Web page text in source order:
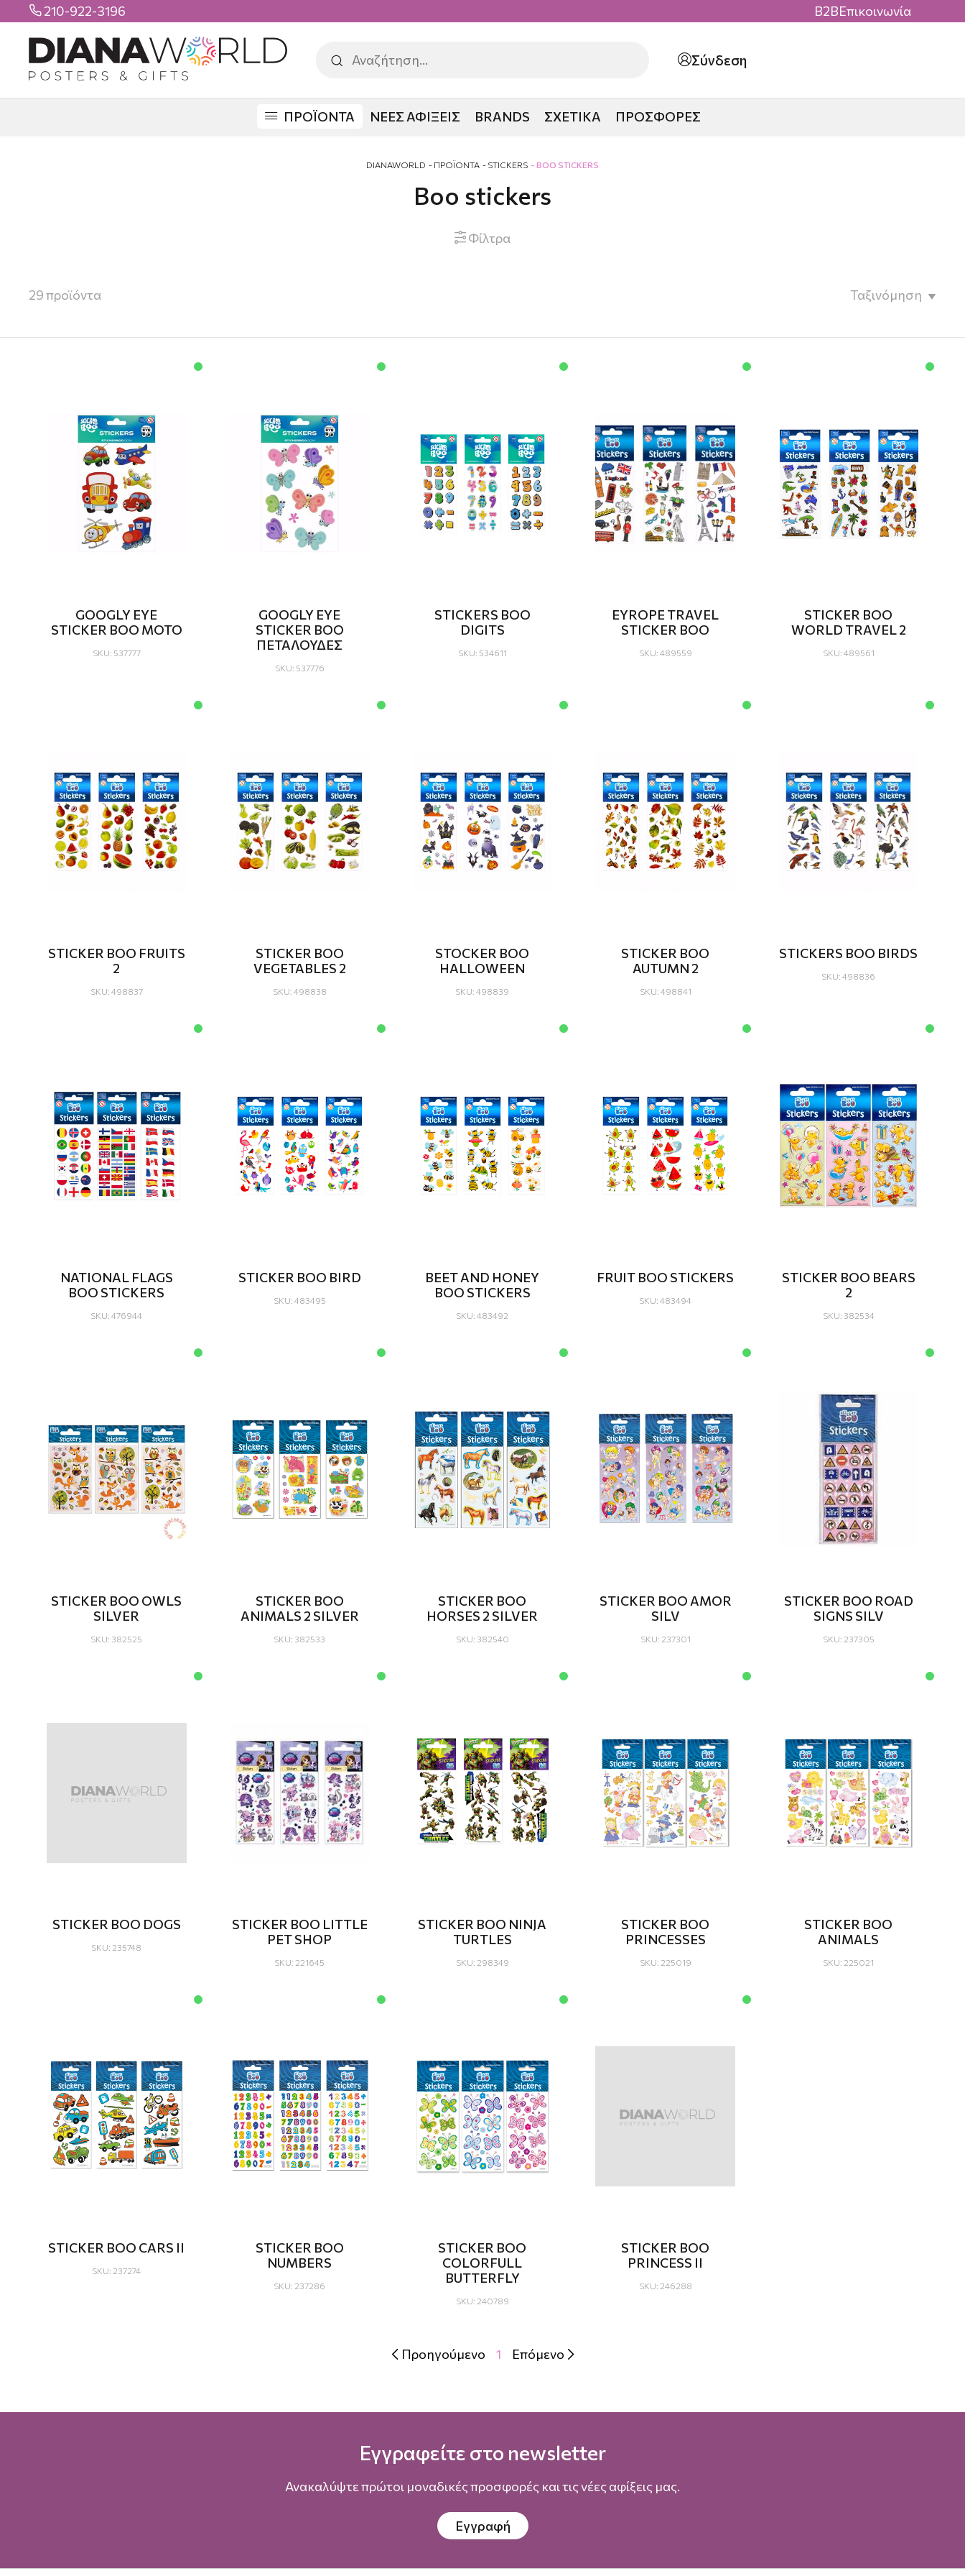
 210-922-3196 B2BΕπικοινωνία
Σύνδεση
ΠΡΟΪΟΝΤΑ ΝΕΕΣ ΑΦΙΞΕΙΣ BRANDS ΣΧΕΤΙΚΑ ΠΡΟΣΦΟΡΕΣ
DIANAWORLD ΠΡΟΪΟΝΤΑ STICKERS ΒΟΟ STICKERS
Βοο stickers
 Φίλτρα
29προϊόντα Ταξινόμηση
GOOGLY EYE
STICKER BOO MOTO
SKU: 537777
GOOGLY EYE
STICKER BOO
ΠΕΤΑΛΟΥΔΕΣ
SKU: 537776
STICKERS BOO
DIGITS
SKU: 534611
EYROPE TRAVEL
STICKER BOO
SKU: 489559
STICKER BOO
WORLD TRAVEL 2
SKU: 489561
STICKER BOO FRUITS
2
SKU: 498837
STICKER BOO
VEGETABLES 2
SKU: 498838
STOCKER BOO
HALLOWEEN
SKU: 498839
STICKER BOO
AUTUMN 2
SKU: 498841
STICKERS BOO BIRDS
SKU: 498836
NATIONAL FLAGS
BOO STICKERS
SKU: 476944
STICKER BOO BIRD
SKU: 483495
BEET AND HONEY
BOO STICKERS
SKU: 483492
FRUIT BOO STICKERS
SKU: 483494
STICKER BOO BEARS
2
SKU: 382534
STICKER BOO OWLS
SILVER
SKU: 382525
STICKER BOO
ANIMALS 2 SILVER
SKU: 382533
STICKER BOO
HORSES 2 SILVER
SKU: 382540
STICKER BOO AMOR
SILV
SKU: 237301
STICKER BOO ROAD
SIGNS SILV
SKU: 237305
STICKER BOO DOGS
SKU: 235748
STICKER BOO LITTLE
PET SHOP
SKU: 221645
STICKER BOO NINJA
TURTLES
SKU: 298349
STICKER BOO
PRINCESSES
SKU: 225019
STICKER BOO
ANIMALS
SKU: 225021
STICKER BOO CARS II
SKU: 237274
STICKER BOO
NUMBERS
SKU: 237286
STICKER BOO
COLORFULL
BUTTERFLY
SKU: 240789
STICKER BOO
PRINCESS II
SKU: 246288
 Προηγούμενο 1 Επόμενο 
Εγγραφείτε στο newsletter
Ανακαλύψτε πρώτοι μοναδικές προσφορές και τις νέες αφίξεις μας.
Εγγραφή